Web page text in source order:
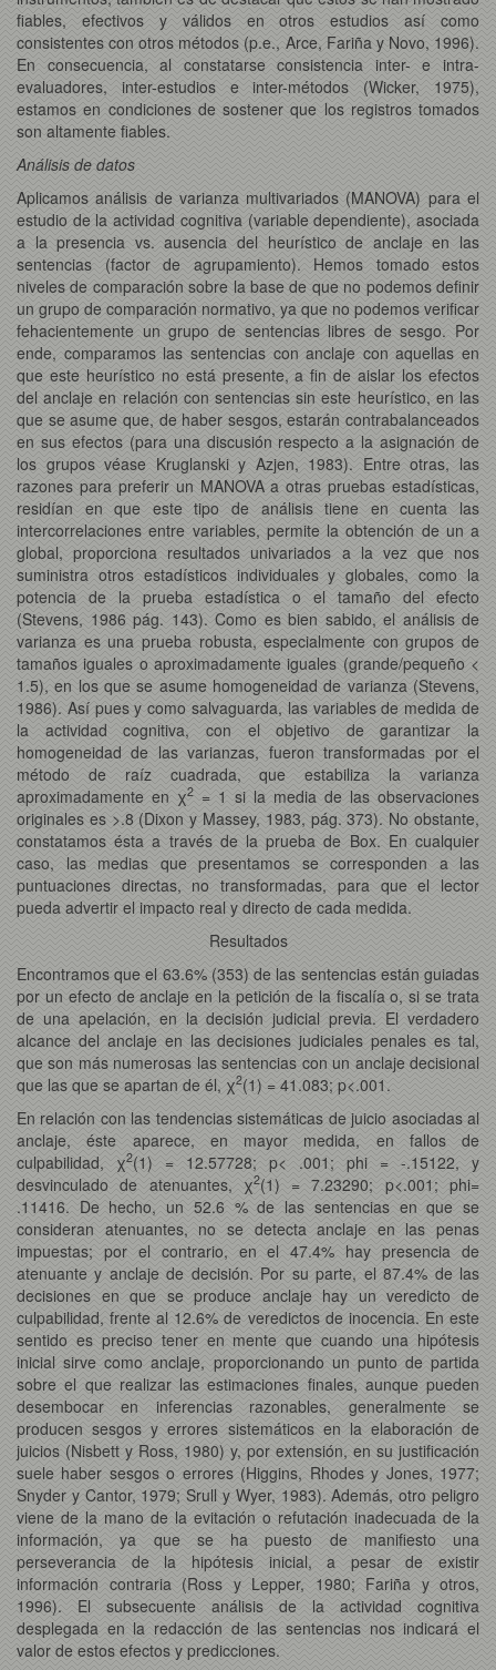
fiables, efectivos y válidos en otros estudios así como
consistentes con otros métodos (p.e., Arce, Fariña y Novo, 1996).
En consecuencia, al constatarse consistencia inter- e intra-
evaluadores, inter-estudios e inter-métodos (Wicker, 1975),
estamos en condiciones de sostener que los registros tomados
son altamente fiables.
Análisis de datos
Aplicamos análisis de varianza multivariados (MANOVA) para el
estudio de la actividad cognitiva (variable dependiente), asociada
a la presencia vs. ausencia del heurístico de anclaje en las
sentencias (factor de agrupamiento). Hemos tomado estos
niveles de comparación sobre la base de que no podemos definir
un grupo de comparación normativo, ya que no podemos verificar
fehacientemente un grupo de sentencias libres de sesgo. Por
ende, comparamos las sentencias con anclaje con aquellas en
que este heurístico no está presente, a fin de aislar los efectos
del anclaje en relación con sentencias sin este heurístico, en las
que se asume que, de haber sesgos, estarán contrabalanceados
en sus efectos (para una discusión respecto a la asignación de
los grupos véase Kruglanski y Azjen, 1983). Entre otras, las
razones para preferir un MANOVA a otras pruebas estadísticas,
residían en que este tipo de análisis tiene en cuenta las
intercorrelaciones entre variables, permite la obtención de un a
global, proporciona resultados univariados a la vez que nos
suministra otros estadísticos individuales y globales, como la
potencia de la prueba estadística o el tamaño del efecto
(Stevens, 1986 pág. 143). Como es bien sabido, el análisis de
varianza es una prueba robusta, especialmente con grupos de
tamaños iguales o aproximadamente iguales (grande/pequeño <
1.5), en los que se asume homogeneidad de varianza (Stevens,
1986). Así pues y como salvaguarda, las variables de medida de
la actividad cognitiva, con el objetivo de garantizar la
homogeneidad de las varianzas, fueron transformadas por el
método de raíz cuadrada, que estabiliza la varianza
aproximadamente en χ2 = 1 si la media de las observaciones
originales es >.8 (Dixon y Massey, 1983, pág. 373). No obstante,
constatamos ésta a través de la prueba de Box. En cualquier
caso, las medias que presentamos se corresponden a las
puntuaciones directas, no transformadas, para que el lector
pueda advertir el impacto real y directo de cada medida.
Resultados
Encontramos que el 63.6% (353) de las sentencias están guiadas
por un efecto de anclaje en la petición de la fiscalía o, si se trata
de una apelación, en la decisión judicial previa. El verdadero
alcance del anclaje en las decisiones judiciales penales es tal,
que son más numerosas las sentencias con un anclaje decisional
que las que se apartan de él, χ2(1) = 41.083; p<.001.
En relación con las tendencias sistemáticas de juicio asociadas al
anclaje, éste aparece, en mayor medida, en fallos de
culpabilidad, χ2(1) = 12.57728; p< .001; phi = -.15122, y
desvinculado de atenuantes, χ2(1) = 7.23290; p<.001; phi=
.11416. De hecho, un 52.6 % de las sentencias en que se
consideran atenuantes, no se detecta anclaje en las penas
impuestas; por el contrario, en el 47.4% hay presencia de
atenuante y anclaje de decisión. Por su parte, el 87.4% de las
decisiones en que se produce anclaje hay un veredicto de
culpabilidad, frente al 12.6% de veredictos de inocencia. En este
sentido es preciso tener en mente que cuando una hipótesis
inicial sirve como anclaje, proporcionando un punto de partida
sobre el que realizar las estimaciones finales, aunque pueden
desembocar en inferencias razonables, generalmente se
producen sesgos y errores sistemáticos en la elaboración de
juicios (Nisbett y Ross, 1980) y, por extensión, en su justificación
suele haber sesgos o errores (Higgins, Rhodes y Jones, 1977;
Snyder y Cantor, 1979; Srull y Wyer, 1983). Además, otro peligro
viene de la mano de la evitación o refutación inadecuada de la
información, ya que se ha puesto de manifiesto una
perseverancia de la hipótesis inicial, a pesar de existir
información contraria (Ross y Lepper, 1980; Fariña y otros,
1996). El subsecuente análisis de la actividad cognitiva
desplegada en la redacción de las sentencias nos indicará el
valor de estos efectos y predicciones.